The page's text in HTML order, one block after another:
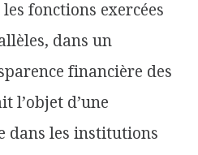
fonctions exercées
dans un
financière des
l’objet d’une
dans les institutions